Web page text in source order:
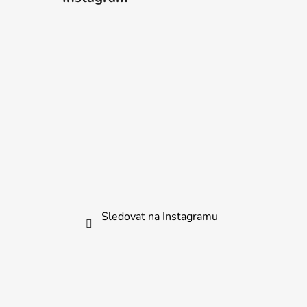
Sledovat na Instagramu